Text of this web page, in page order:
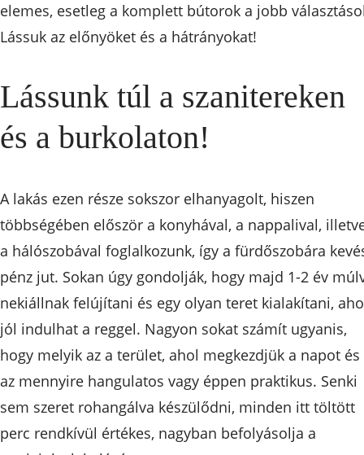
elemes, esetleg a komplett bútorok a jobb
Lássuk az előnyöket és a hátrányokat!
Lássunk túl a szanitereken
és a burkolaton!
A lakás ezen része sokszor elhanyagolt, hiszen
többségében először a konyhával, a nappalival,
a hálószobával foglalkozunk, így a fürdőszobára
pénz jut. Sokan úgy gondolják, hogy majd 1-2 év
nekiállnak felújítani és egy olyan teret kialakítani,
jól indulhat a reggel. Nagyon sokat számít ugyanis,
hogy melyik az a terület, ahol megkezdjük a napot és
az mennyire hangulatos vagy éppen praktikus. Senki
sem szeret rohangálva készülődni, minden itt töltött
perc rendkívül értékes, nagyban befolyásolja a